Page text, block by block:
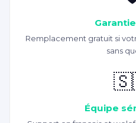
Remplacement gratuit si
sans
Équipe